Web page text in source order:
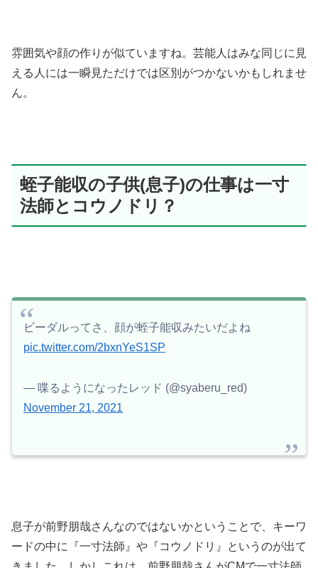
雰囲気や顔の作りが似ていますね。芸能人はみな同じに見
える人には一瞬見ただけでは区別がつかないかもしれませ
ん。
蛭子能収の子供(息子)の仕事は一寸
法師とコウノドリ？
ビーダルってさ、顔が蛭子能収みたいだよね
pic.twitter.com/2bxnYeS1SP
— 喋るようになったレッド (@syaberu_red)
November 21, 2021
息子が前野朋哉さんなのではないかということで、キーワ
ードの中に『一寸法師』や『コウノドリ』というのが出て